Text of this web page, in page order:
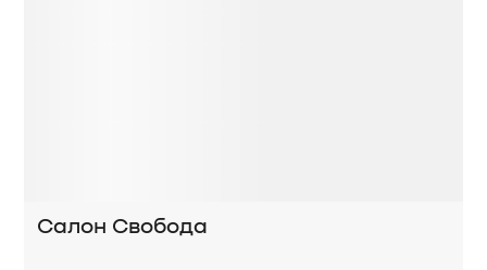
Салон Свобода